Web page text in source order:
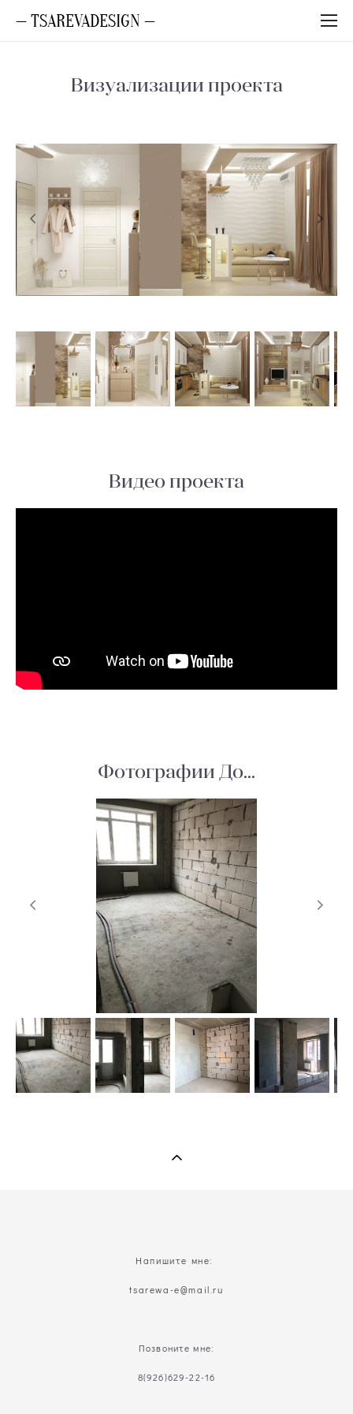
— TSAREVADESIGN —
Визуализации проекта
Видео проекта
Фотографии До...
Напишите мне:
tsarewa-e@mail.ru
Позвоните мне:
8(926)629-22-16